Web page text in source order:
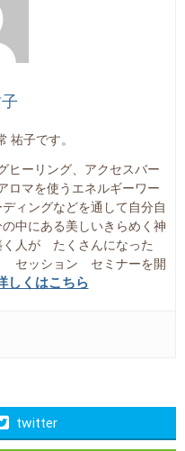
祐子です。
ヒーリング、アクセスバー
ロマを使うエネルギーワー
ィングなどを通して自分自
中にある美しいきらめく神
く人が たくさんになった
セッション セミナーを開
しくはこちら
twitter